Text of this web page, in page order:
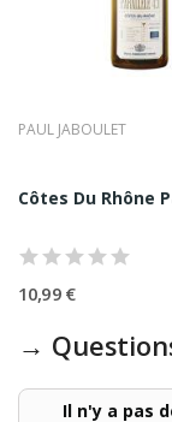
Gripa 75CL
PAUL JABOULET
Côtes Du Rhône
10,99 €
→
Il n'y a pas